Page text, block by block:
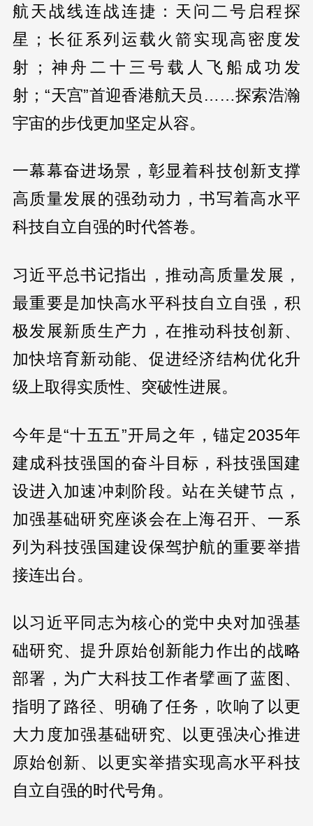
航天战线连战连捷：天问二号启程探
星；长征系列运载火箭实现高密度发
射；神舟二十三号载人飞船成功发
射；“天宫”首迎香港航天员……探索浩瀚
宇宙的步伐更加坚定从容。
一幕幕奋进场景，彰显着科技创新支撑
高质量发展的强劲动力，书写着高水平
科技自立自强的时代答卷。
习近平总书记指出，推动高质量发展，
最重要是加快高水平科技自立自强，积
极发展新质生产力，在推动科技创新、
加快培育新动能、促进经济结构优化升
级上取得实质性、突破性进展。
今年是“十五五”开局之年，锚定2035年
建成科技强国的奋斗目标，科技强国建
设进入加速冲刺阶段。站在关键节点，
加强基础研究座谈会在上海召开、一系
列为科技强国建设保驾护航的重要举措
接连出台。
以习近平同志为核心的党中央对加强基
础研究、提升原始创新能力作出的战略
部署，为广大科技工作者擘画了蓝图、
指明了路径、明确了任务，吹响了以更
大力度加强基础研究、以更强决心推进
原始创新、以更实举措实现高水平科技
自立自强的时代号角。